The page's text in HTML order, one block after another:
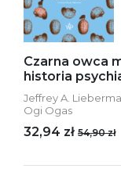
Czarna owca
historia
Jeffrey A.
Ogi Ogas
32,94 zł 54,90 zł